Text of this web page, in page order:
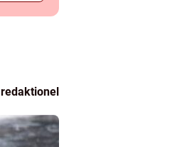
redaktionel